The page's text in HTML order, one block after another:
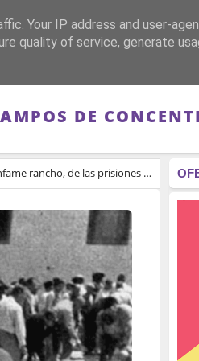
ESPAÑA MEMORIA
DE
rancho, de las prisiones y los campos de concentración franquistas
Your IP address and user-
quality of service, generate